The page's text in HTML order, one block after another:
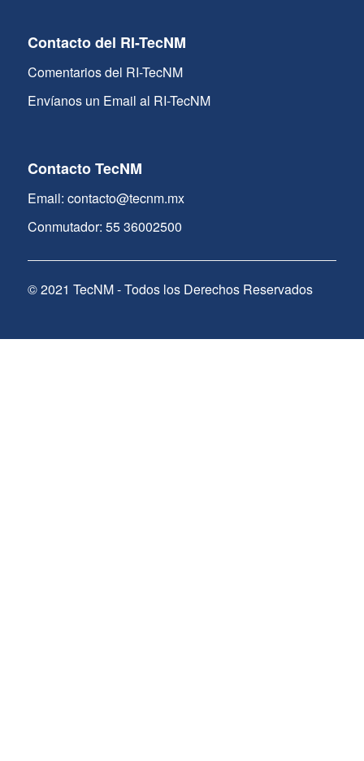
Contacto del RI-TecNM
Comentarios del RI-TecNM
Envíanos un Email al RI-TecNM
Contacto TecNM
Email: contacto@tecnm.mx
Conmutador: 55 36002500
© 2021 TecNM - Todos los Derechos Reservados